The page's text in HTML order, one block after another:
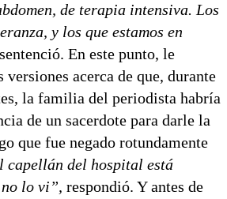
de terapia intensiva. Los
y los que estamos en
En este punto, le
acerca de que, durante
la familia del periodista habría
de un sacerdote para darle la
que fue negado rotundamente
capellán del hospital está
lo vi”, respondió. Y antes de